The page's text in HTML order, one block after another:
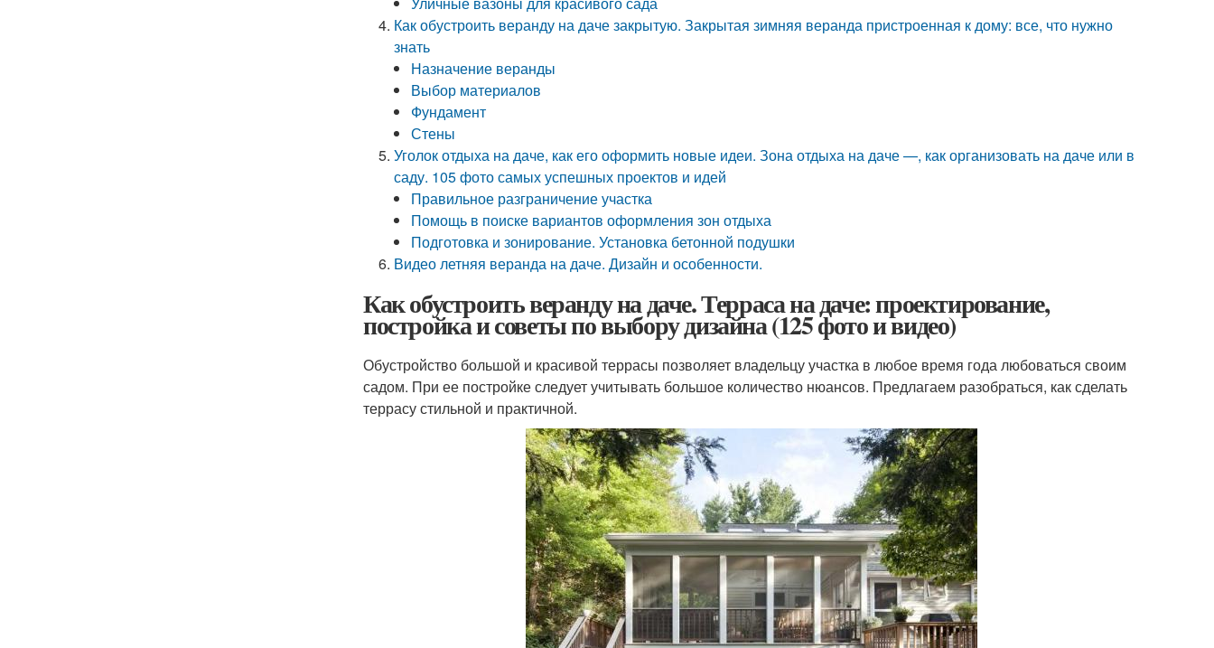
Как обустроить веранду на даче закрытую. Закрытая зимняя веранда пристроенная к дому: все, что нужно
знать
Назначение веранды
Выбор материалов
Фундамент
Стены
Уголок отдыха на даче, как его оформить новые идеи. Зона отдыха на даче —, как организовать на даче или в
саду. 105 фото самых успешных проектов и идей
Правильное разграничение участка
Помощь в поиске вариантов оформления зон отдыха
Подготовка и зонирование. Установка бетонной подушки
Видео летняя веранда на даче. Дизайн и особенности.
Как обустроить веранду на даче. Терраса на даче: проектирование,
постройка и советы по выбору дизайна (125 фото и видео)
Обустройство большой и красивой террасы позволяет владельцу участка в любое время года любоваться своим
садом. При ее постройке следует учитывать большое количество нюансов. Предлагаем разобраться, как сделать
террасу стильной и практичной.